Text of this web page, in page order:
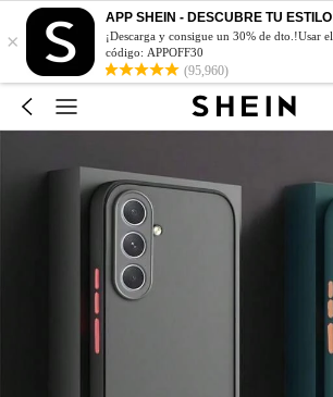
×
APP SHEIN - DESCUBRE TU ESTILO
¡Descarga y consigue un 30% de dto.!Usar el
código: APPOFF30
(95,960)